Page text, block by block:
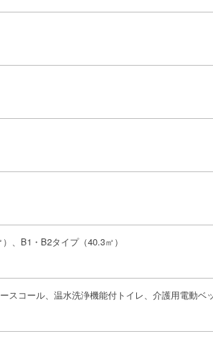
、B1・B2タイプ（40.3㎡）
スコール、温水洗浄機能付トイレ、介護用電動ベ